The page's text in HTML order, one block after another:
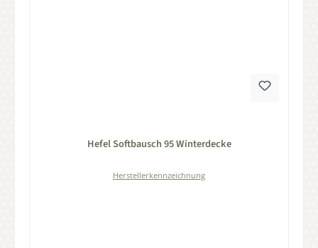
Hefel Softbausch 95 Winterdecke
Herstellerkennzeichnung